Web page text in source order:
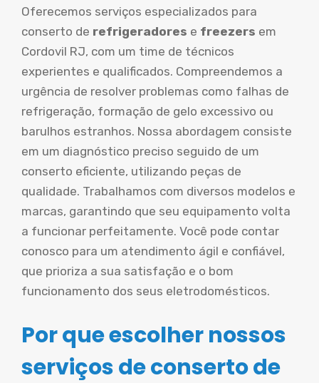
Oferecemos serviços especializados para
conserto de refrigeradores e freezers em
Cordovil RJ, com um time de técnicos
experientes e qualificados. Compreendemos a
urgência de resolver problemas como falhas de
refrigeração, formação de gelo excessivo ou
barulhos estranhos. Nossa abordagem consiste
em um diagnóstico preciso seguido de um
conserto eficiente, utilizando peças de
qualidade. Trabalhamos com diversos modelos e
marcas, garantindo que seu equipamento volta
a funcionar perfeitamente. Você pode contar
conosco para um atendimento ágil e confiável,
que prioriza a sua satisfação e o bom
funcionamento dos seus eletrodomésticos.
Por que escolher nossos
serviços de conserto de